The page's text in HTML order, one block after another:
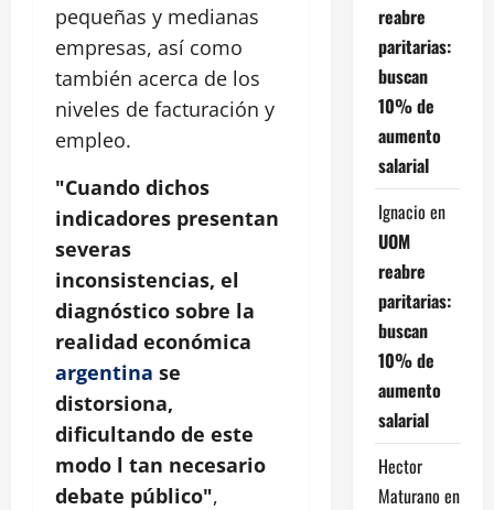
pequeñas y medianas
empresas, así como
también acerca de los
niveles de facturación y
empleo.
"Cuando dichos
indicadores presentan
severas
inconsistencias, el
diagnóstico sobre la
realidad económica
argentina se
distorsiona,
dificultando de este
modo l tan necesario
debate público",
reabre
paritarias:
buscan
10% de
aumento
salarial
Ignacio en
UOM
reabre
paritarias:
buscan
10% de
aumento
salarial
Hector
Maturano en